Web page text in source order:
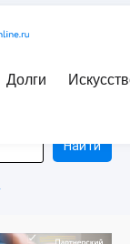
Долги
Найти